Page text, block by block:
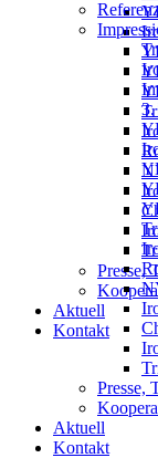
Presse,
Aktuell
Kontakt
3.
Presse,
Aktuell
Kontakt